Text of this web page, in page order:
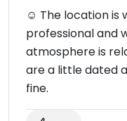
☺ The location is
professional and
atmosphere is
are a little dated
fine.